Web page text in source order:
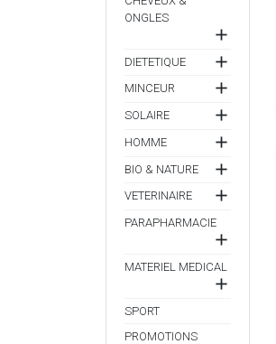
ONGLES

DIETETIQUE 
MINCEUR 
SOLAIRE 
HOMME 
BIO & NATURE 
VETERINAIRE 
PARAPHARMACIE

MATERIEL MEDICAL

SPORT
PROMOTIONS